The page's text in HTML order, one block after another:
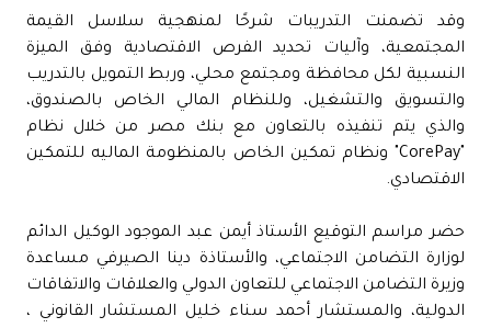
وقد تضمنت التدريبات شرحًا لمنهجية سلاسل القيمة
المجتمعية، وآليات تحديد الفرص الاقتصادية وفق الميزة
النسبية لكل محافظة ومجتمع محلي، وربط التمويل بالتدريب
والتسويق والتشغيل، وللنظام المالي الخاص بالصندوق،
والذي يتم تنفيذه بالتعاون مع بنك مصر من خلال نظام
"CorePay" ونظام تمكين الخاص بالمنظومة الماليه للتمكين
الاقتصادي.
حضر مراسم التوقيع الأستاذ أيمن عبد الموجود الوكيل الدائم
لوزارة التضامن الاجتماعي، والأستاذة دينا الصيرفي مساعدة
وزيرة التضامن الاجتماعي للتعاون الدولي والعلاقات والاتفاقات
الدولية، والمستشار أحمد سناء خليل المستشار القانوني ،